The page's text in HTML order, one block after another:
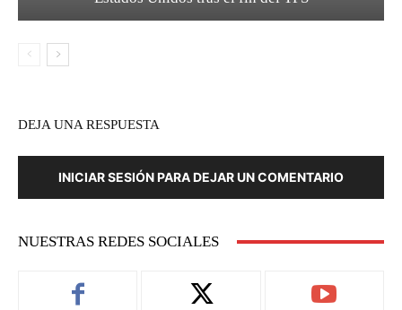
DEJA UNA RESPUESTA
INICIAR SESIÓN PARA DEJAR UN COMENTARIO
NUESTRAS REDES SOCIALES